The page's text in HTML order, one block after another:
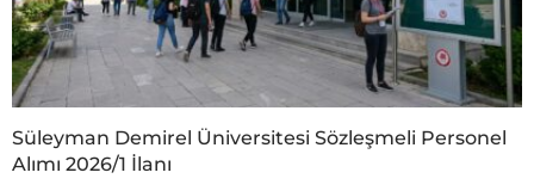
Süleyman Demirel Üniversitesi Sözleşmeli Personel
Alımı 2026/1 İlanı